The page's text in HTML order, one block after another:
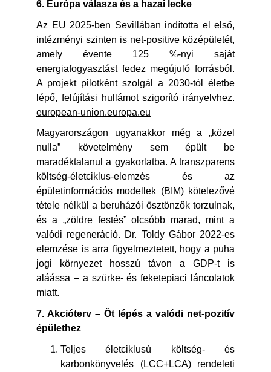
6. Európa válasza és a hazai lecke
Az EU 2025-ben Sevillában indította el első,
intézményi szinten is net-positive középületét,
amely évente 125 %-nyi saját
energiafogyasztást fedez megújuló forrásból.
A projekt pilotként szolgál a 2030-tól életbe
lépő, felújítási hullámot szigorító irányelvhez.
european-union.europa.eu
Magyarországon ugyanakkor még a „közel
nulla” követelmény sem épült be
maradéktalanul a gyakorlatba. A transzparens
költség-életciklus-elemzés és az
épületinformációs modellek (BIM) kötelezővé
tétele nélkül a beruházói ösztönzők torzulnak,
és a „zöldre festés” olcsóbb marad, mint a
valódi regeneráció. Dr. Toldy Gábor 2022-es
elemzése is arra figyelmeztetett, hogy a puha
jogi környezet hosszú távon a GDP-t is
aláássa – a szürke- és feketepiaci láncolatok
miatt.
7. Akcióterv – Öt lépés a valódi net-pozitív
épülethez
Teljes életciklusú költség- és
karbonkönyvelés (LCC+LCA) rendeleti